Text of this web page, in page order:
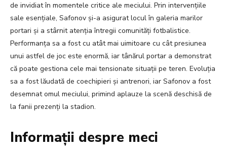
de invidiat în momentele critice ale meciului. Prin intervențiile
sale esențiale, Safonov și-a asigurat locul în galeria marilor
portari și a stârnit atenția întregii comunități fotbalistice.
Performanța sa a fost cu atât mai uimitoare cu cât presiunea
unui astfel de joc este enormă, iar tânărul portar a demonstrat
că poate gestiona cele mai tensionate situații pe teren. Evoluția
sa a fost lăudată de coechipieri și antrenori, iar Safonov a fost
desemnat omul meciului, primind aplauze la scenă deschisă de
la fanii prezenți la stadion.
Informații despre meci